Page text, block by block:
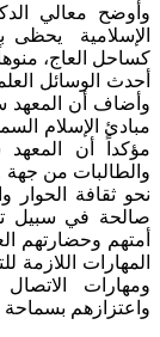
وأوضح معالي
الإسلامية يحظى
كساحل العاج،
أحدث الوسائل
وأضاف أن المعهد
مبادئ الإسلام
مؤكداً أن
والطالبات من
نحو ثقافة الحوار
صالحة في سبيل
أمتهم وحضارتهم
المهارات اللازمة
ومهارات
واعتزازهم بسماحة